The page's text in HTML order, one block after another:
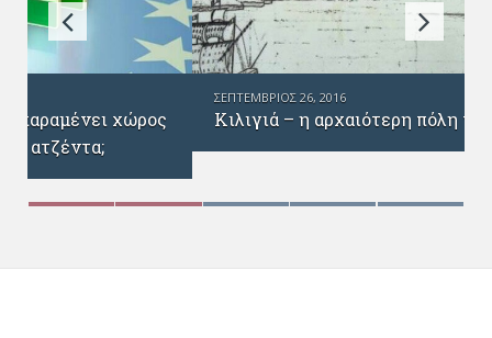
Κιλιγιά – η αρχαιότερη πόλη της Ουκρανίας